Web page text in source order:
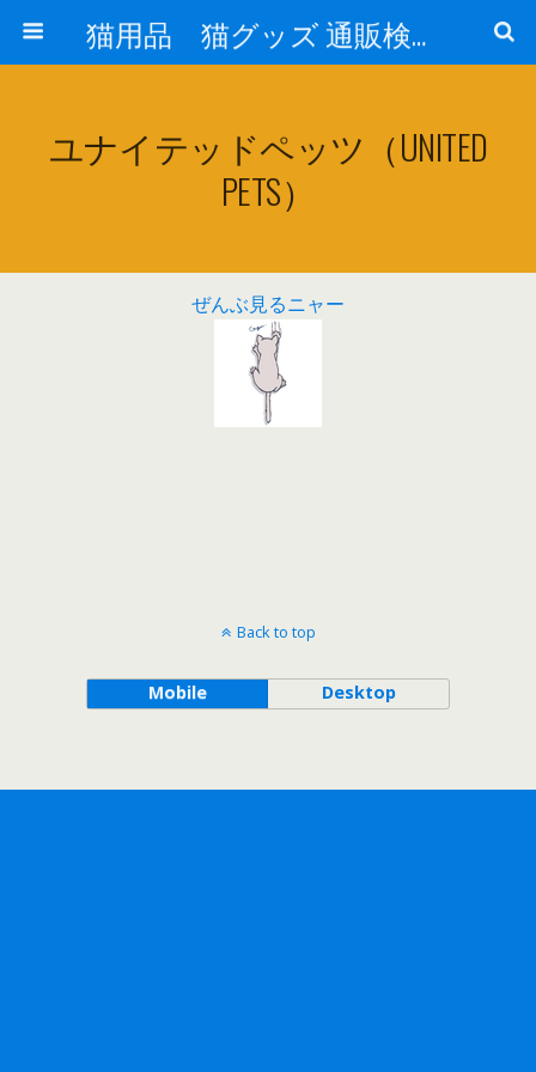
猫用品 猫グッズ 通販検索 『猫の生活 cat-life.net』
ユナイテッドペッツ（UNITED
PETS）
ぜんぶ見るニャー
Back to top
Mobile Desktop